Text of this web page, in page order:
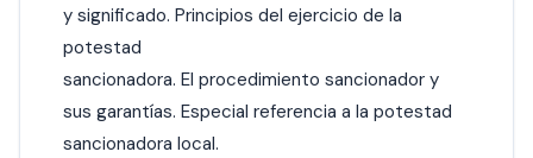
y significado. Principios del ejercicio de la
potestad
sancionadora. El procedimiento sancionador y
sus garantías. Especial referencia a la potestad
sancionadora local.